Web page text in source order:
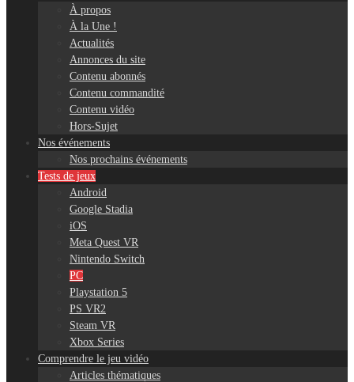
À propos
À la Une !
Actualités
Annonces du site
Contenu abonnés
Contenu commandité
Contenu vidéo
Hors-Sujet
Nos événements
Nos prochains événements
Tests de jeux
Android
Google Stadia
iOS
Meta Quest VR
Nintendo Switch
PC
Playstation 5
PS VR2
Steam VR
Xbox Series
Comprendre le jeu vidéo
Articles thématiques